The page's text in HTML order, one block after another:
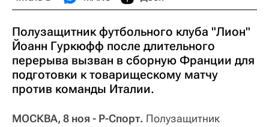
Полузащитник футбольного клуба "Лион"
Йоанн Гуркюфф после длительного
перерыва вызван в сборную Франции для
подготовки к товарищескому матчу
против команды Италии.
МОСКВА, 8 ноя - Р-Спорт. Полузащитник